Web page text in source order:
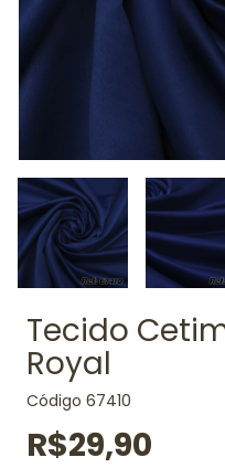
Tecido
Royal
Código 67410
R$29,90